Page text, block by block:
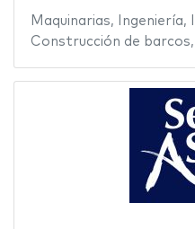
Maquinarias, Ingeniería,
Construcción de barcos,